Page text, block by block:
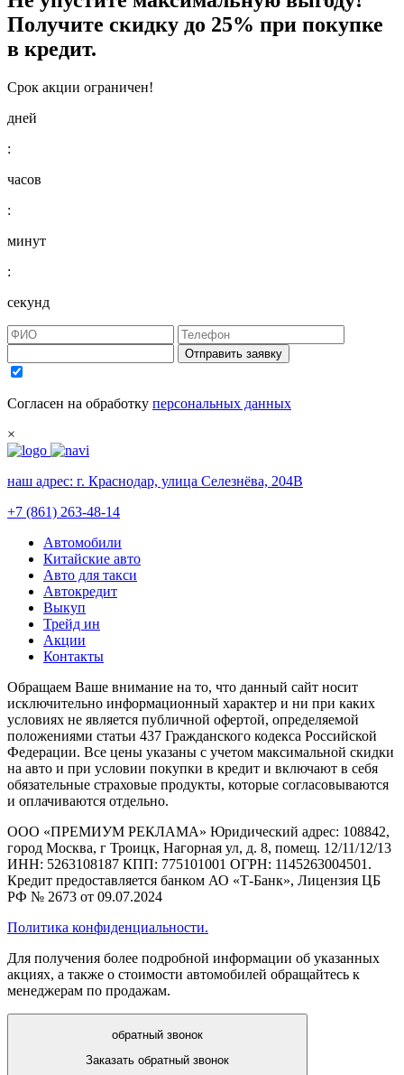
Получите скидку до 25% при покупке
в кредит.
Срок акции ограничен!
дней
:
часов
:
минут
:
секунд
Отправить заявку
Согласен на обработку персональных данных
×
наш адрес: г. Краснодар, улица Селезнёва, 204В
+7 (861) 263-48-14
Автомобили
Китайские авто
Авто для такси
Автокредит
Выкуп
Трейд ин
Акции
Контакты
Обращаем Ваше внимание на то, что данный сайт носит
исключительно информационный характер и ни при каких
условиях не является публичной офертой, определяемой
положениями статьи 437 Гражданского кодекса Российской
Федерации. Все цены указаны с учетом максимальной скидки
на авто и при условии покупки в кредит и включают в себя
обязательные страховые продукты, которые согласовываются
и оплачиваются отдельно.
ООО «ПРЕМИУМ РЕКЛАМА» Юридический адрес: 108842,
город Москва, г Троицк, Нагорная ул, д. 8, помещ. 12/11/12/13
ИНН: 5263108187 КПП: 775101001 ОГРН: 1145263004501.
Кредит предоставляется банком АО «Т-Банк», Лицензия ЦБ
РФ № 2673 от 09.07.2024
Политика конфиденциальности.
Для получения более подробной информации об указанных
акциях, а также о стоимости автомобилей обращайтесь к
менеджерам по продажам.
обратный звонок
Заказать обратный звонок